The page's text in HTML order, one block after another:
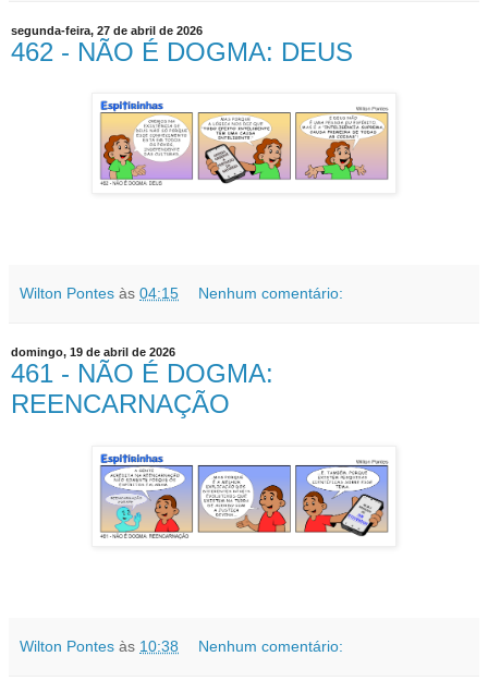
segunda-feira, 27 de abril de 2026
462 - NÃO É DOGMA: DEUS
Wilton Pontes às 04:15 Nenhum comentário:
domingo, 19 de abril de 2026
461 - NÃO É DOGMA:
REENCARNAÇÃO
Wilton Pontes às 10:38 Nenhum comentário: